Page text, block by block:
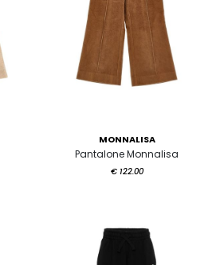
MONNALISA
Pantalone Monnalisa
€ 122.00